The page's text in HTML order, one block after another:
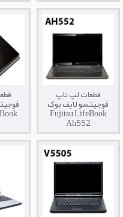
قطعات لپ تاپ
فوجیتسو لایف بوک
Fujitsu LifeBook
Ah552